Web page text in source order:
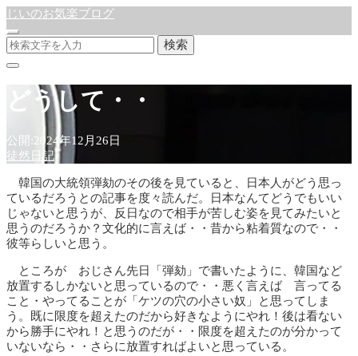
じいのお気楽ブログ
検索
どうして・・
公開:2024年12月26日
徒然日記
韓国の大統領弾劾のその後を見ていると、日本人がどう思っ
ているだろうとの記事を度々読んだ。日本なんてどうでもいい
じゃないと思うが、反日なので相手が苦しむ姿を見てみたいと
思うのだろうか？文化的に言えば・・昔から粘着質なので・・
彼等らしいと思う。
ところが おじさん先日「弾劾」で書いたように、韓国など
放置するしかないと思っているので・・悪く言えば 言ってる
こと・やってることが「ケツの穴の小さい奴」と思ってしま
う。既に限度を超えたのだから好きなようにやれ！後は看ない
から勝手にやれ！と思うのだが・・限度を超えたのが分かって
いないなら・・さらに放置すればよいと思っている。